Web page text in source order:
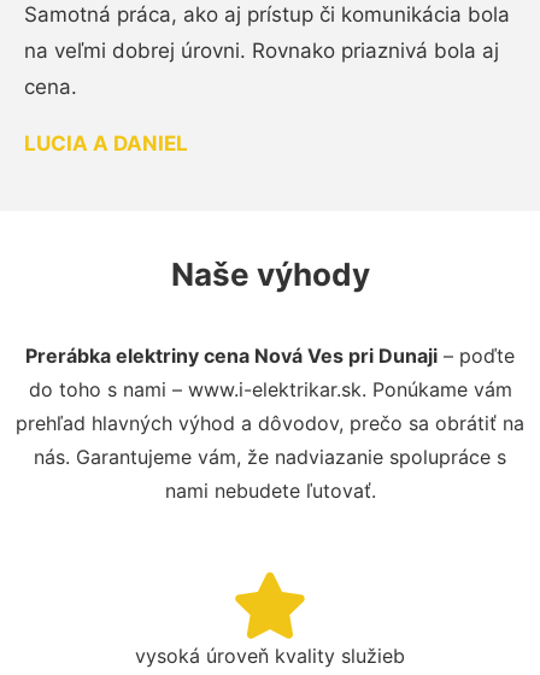
Samotná práca, ako aj prístup či komunikácia bola
na veľmi dobrej úrovni. Rovnako priaznivá bola aj
cena.
LUCIA A DANIEL
Naše výhody
Prerábka elektriny cena Nová Ves pri Dunaji – poďte
do toho s nami – www.i-elektrikar.sk. Ponúkame vám
prehľad hlavných výhod a dôvodov, prečo sa obrátiť na
nás. Garantujeme vám, že nadviazanie spolupráce s
nami nebudete ľutovať.
vysoká úroveň kvality služieb